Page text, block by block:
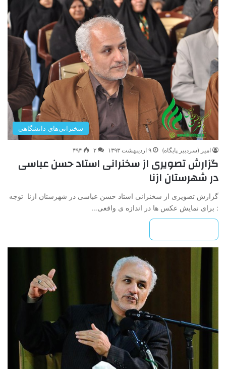
سخنرانی‌های دانشگاهی
امیر (سردبیر پایگاه) ۹ اردیبهشت ۱۳۹۳ ۲ ۴۹۴
گزارش تصویری از سخنرانی استاد حسن عباسی
در شهرستان ازنا
گزارش تصویری از سخنرانی استاد حسن عباسی در شهرستان ازنا توجه
: برای نمایش عکس ها در اندازه ی واقعی…